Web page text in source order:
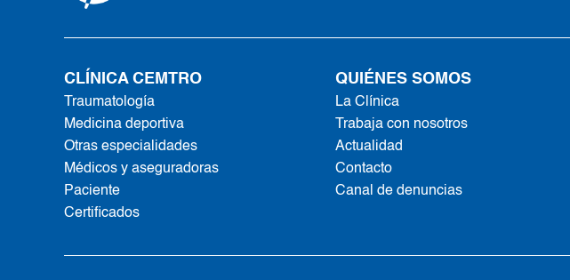
CLÍNICA CEMTRO
Traumatología
Medicina deportiva
Otras especialidades
Médicos y aseguradoras
Paciente
Certificados
QUIÉNES SOMOS
La Clínica
Trabaja con nosotros
Actualidad
Contacto
Canal de denuncias